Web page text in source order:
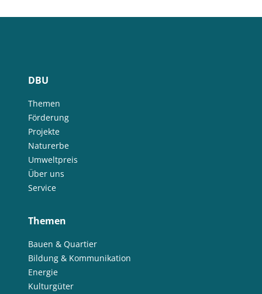
DBU
Themen
Förderung
Projekte
Naturerbe
Umweltpreis
Über uns
Service
Themen
Bauen & Quartier
Bildung & Kommunikation
Energie
Kulturgüter